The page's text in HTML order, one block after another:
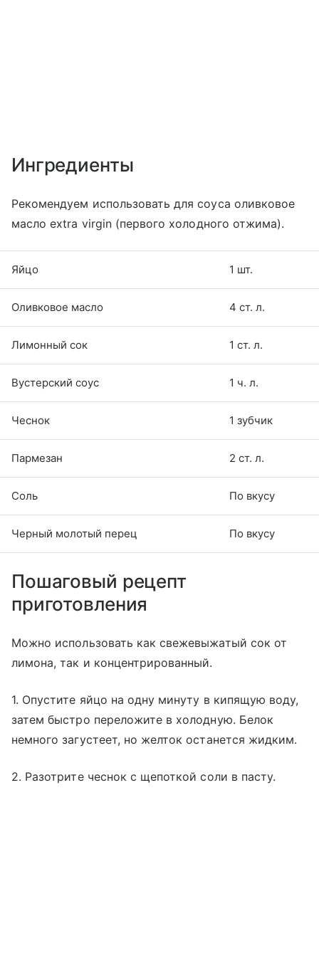
Ингредиенты
Рекомендуем использовать для соуса оливковое
масло extra virgin (первого холодного отжима).
Яйцо 1 шт.
Оливковое масло 4 ст. л.
Лимонный сок 1 ст. л.
Вустерский соус 1 ч. л.
Чеснок 1 зубчик
Пармезан 2 ст. л.
Соль По вкусу
Черный молотый перец По вкусу
Пошаговый рецепт
приготовления
Можно использовать как свежевыжатый сок от
лимона, так и концентрированный.
1. Опустите яйцо на одну минуту в кипящую воду,
затем быстро переложите в холодную. Белок
немного загустеет, но желток останется жидким.
2. Разотрите чеснок с щепоткой соли в пасту.